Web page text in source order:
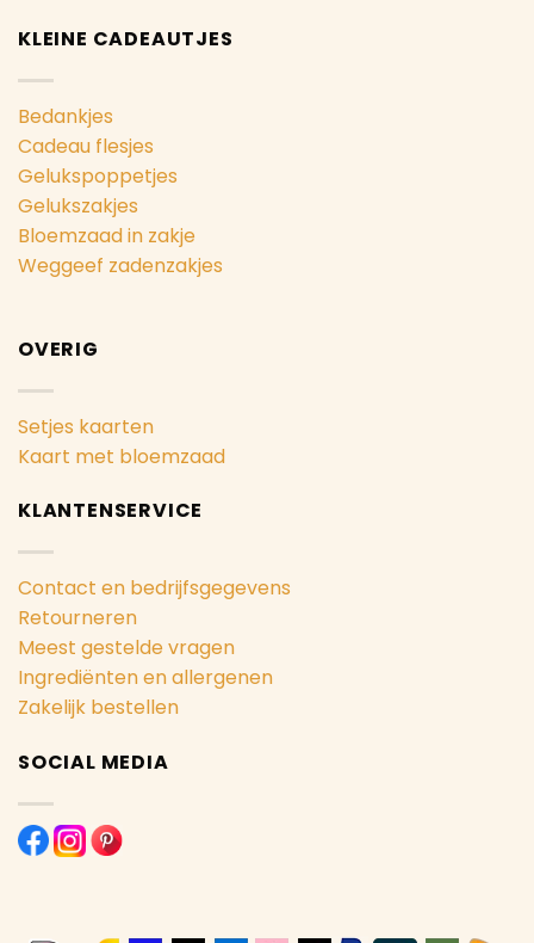
KLEINE CADEAUTJES
Bedankjes
Cadeau flesjes
Gelukspoppetjes
Gelukszakjes
Bloemzaad in zakje
Weggeef zadenzakjes
OVERIG
Setjes kaarten
Kaart met bloemzaad
KLANTENSERVICE
Contact en bedrijfsgegevens
Retourneren
Meest gestelde vragen
Ingrediënten en allergenen
Zakelijk bestellen
SOCIAL MEDIA